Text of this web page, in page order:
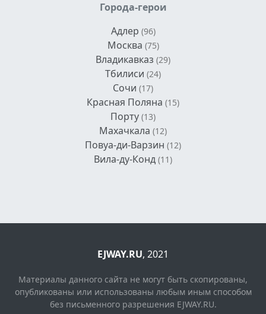
Города-герои
Адлер (96)
Москва (75)
Владикавказ (29)
Тбилиси (24)
Сочи (17)
Красная Поляна (15)
Порту (13)
Махачкала (12)
Повуа-ди-Варзин (12)
Вила-ду-Конд (11)
EJWAY.RU, 2021
Материалы данного сайта не могут быть скопированы,
опубликованы или использованы любым иным способом
без письменного разрешения EJWAY.RU.